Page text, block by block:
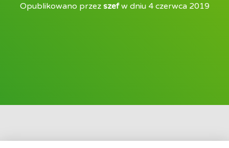
Opublikowano przez szefw dniu 4 czerwca 2019